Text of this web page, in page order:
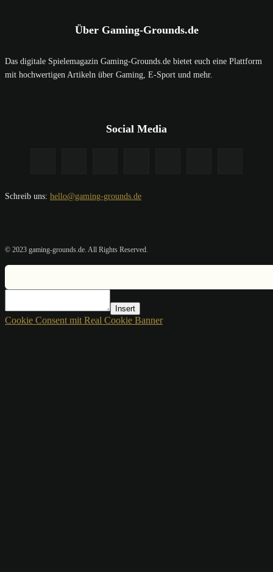
Über Gaming-Grounds.de
Das digitale Spielemagazin Gaming-Grounds.de bietet euch eine Plattform
mit hochwertigen Artikeln über Gaming, E-Sport und mehr.
Social Media
Schreib uns: hello@gaming-grounds.de
© 2023 gaming-grounds.de. All Rights Reserved.
Insert
Cookie Consent mit Real Cookie Banner